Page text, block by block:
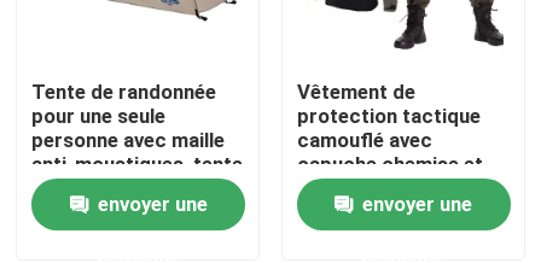
À la maison
Produits
Tente de randonnée
pour une seule
personne avec maille
anti-moustiques, tente
ouverte rapide
envoyer une
Vêtement de
protection tactique
camouflé avec
capuche chemise et
pantalon de grenouille
respiranteenvoyer une